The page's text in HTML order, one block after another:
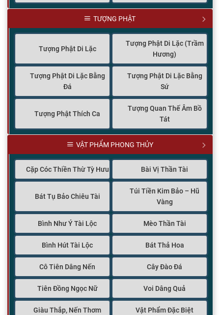
TƯỢNG PHẬT
Tượng Phật Di Lặc
Tượng Phật Di Lặc (Trầm
Hương)
Tượng Phật Di Lặc Bằng
Đá
Tượng Phật Di Lặc Bằng
Sứ
Tượng Phật Thích Ca
Tượng Quan Thế Âm Bồ
Tát
VẬT PHẨM PHONG THỦY
Cặp Cóc Thiền Thừ Tỳ Hưu Bài Vị Thần Tài
Bát Tụ Bảo Chiêu Tài
Túi Tiền Kim Bảo – Hũ
Vàng
Bình Như Ý Tài Lộc Mèo Thần Tài
Bình Hút Tài Lộc Bát Thả Hoa
Cô Tiên Dâng Nến Cây Đào Đá
Tiên Đồng Ngọc Nữ Voi Dâng Quả
Giàu Thắp, Nến Thơm Vật Phẩm Đặc Biệt